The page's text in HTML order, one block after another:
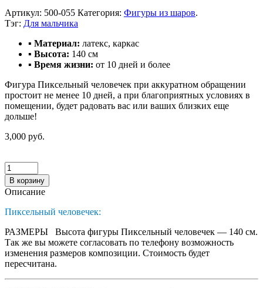
Артикул: 500-055 Категория: Фигуры из шаров.
Тэг: Для мальчика
▪ Материал: латекс, каркас
▪ Высота: 140 см
▪ Время жизни: от 10 дней и более
Фигура Пиксельный человечек при аккуратном обращении
простоит не менее 10 дней, а при благоприятных условиях в
помещении, будет радовать вас или ваших близких еще
дольше!
3,000 руб.
В корзину
Описание
Пиксельный человечек:
РАЗМЕРЫ Высота фигуры Пиксельный человечек — 140 см.
Так же вы можете согласовать по телефону возможность
изменения размеров композиции. Стоимость будет
пересчитана.